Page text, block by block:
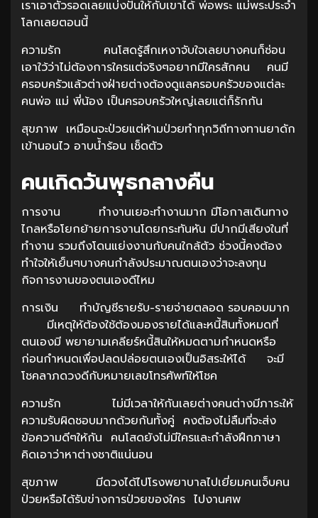
เราเอาตัวรอดเลยแบ่งปันให้กับเขาได้ พ่อพระ แม่พระประจำ
โลกเลยตอนนี้
ความรัก คนโสดรู้สึกเหงาจับใจเลยบางคนก็ซ่อน
เอาใว้ว่าไม่ต้องการใครแต่จริงๆอยากมีใครสักคน คนมี
ครอบครัวแล้วต่างฝ่ายต่างต้องดูแลครอบครัวของแต่ละ
คนพ่อ แม่ พี่น้อง เป็นครอบครัวใหญ่เลยแต่ก็รักกัน
สุขภาพ เหมือนจะป่วยแต่ห้ามป่วยทำทุกวิถีทางทานยาดัก
เข้านอนไว อาบน้ำร้อน เช็ดตัว
คนเกิดวันพุธกลางคืน
การงาน ทำงานเยอะทำงานมาก มีโอกาสเดินทาง
ไกลหรือโยกย้ายการงานโดยกระทันหัน มีปากมีเสียงในที่
ทำงาน รวมถึงโดนแย่งงานกับคนใกล้ตัว ช่วงนี้คงต้อง
ทำใจให้เย็นๆบางคนกำลังประมาณตนเองว่าจะลงทุน
กิจการงานของตนเองดีไหม
การเงิน ทำบัญชีรายรับ-รายจ่ายตลอด รอบคอบมาก
มีเหตุให้ต้องใช้ต้องมองรายได้และหนี้สินทั้งหมดที่
ตนเองมี พยายามเคลียร์หนี้สินให้หมดตามกำหนดหรือ
ก่อนกำหนดเพื่อปลดปล่อยตนเองเป็นอิสระให้ได้ จะมี
โชคลาภดวงดีกับหมายเลขโทรศัพท์ให้โชค
ความรัก ไม่มีเวลาให้กันเลยต่างคนต่างมีภาระให้
ความรับผิดชอบมากด้วยกันทั้งคู่ คงต้องไม่ลืมที่จะส่ง
ข้อความดีๆให้กัน คนโสดยังไม่มีใครและกำลังฝึกภาษา
คิดเอาว่าหาต่างชาติแน่นอน
สุขภาพ มีดวงได้ไปโรงพยาบาลไปเยี่ยมคนเจ็บคน
ป่วยหรือได้รับข่างการป่วยของใคร ไปงานศพ